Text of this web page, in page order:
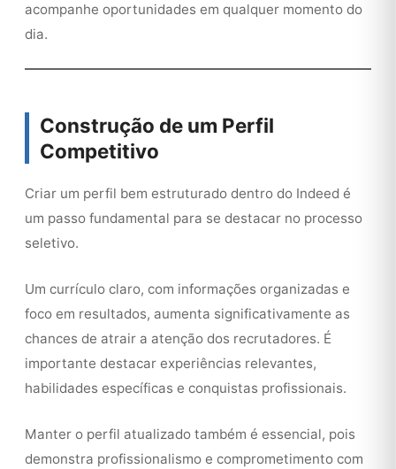
acompanhe oportunidades em qualquer momento do
dia.
Construção de um Perfil
Competitivo
Criar um perfil bem estruturado dentro do Indeed é
um passo fundamental para se destacar no processo
seletivo.
Um currículo claro, com informações organizadas e
foco em resultados, aumenta significativamente as
chances de atrair a atenção dos recrutadores. É
importante destacar experiências relevantes,
habilidades específicas e conquistas profissionais.
Manter o perfil atualizado também é essencial, pois
demonstra profissionalismo e comprometimento com